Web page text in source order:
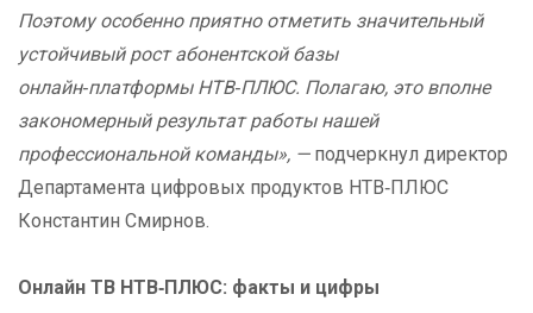
Поэтому особенно приятно отметить значительный
устойчивый рост абонентской базы
онлайн‑платформы НТВ‑ПЛЮС. Полагаю, это вполне
закономерный результат работы нашей
профессиональной команды», — подчеркнул директор
Департамента цифровых продуктов НТВ‑ПЛЮС
Константин Смирнов.
Онлайн ТВ НТВ‑ПЛЮС: факты и цифры